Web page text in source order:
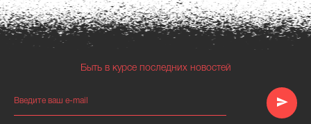
Быть в курсе последних новостей
Введите ваш e-mail